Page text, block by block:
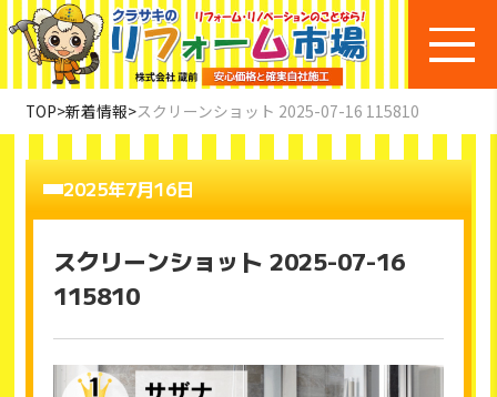
TOP>新着情報>スクリーンショット 2025-07-16 115810
2025年7月16日
スクリーンショット 2025-07-16
115810